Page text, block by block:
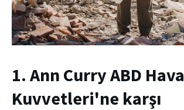
1. Ann Curry ABD Hava
Kuvvetleri'ne karşı